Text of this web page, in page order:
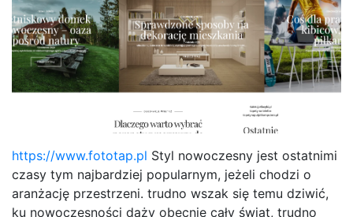
https://www.fototap.pl Styl nowoczesny jest ostatnimi
czasy tym najbardziej popularnym, jeżeli chodzi o
aranżację przestrzeni. trudno wszak się temu dziwić,
ku nowoczesności dąży obecnie cały świat, trudno